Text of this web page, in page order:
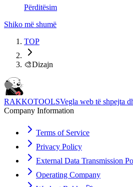
Përditësim
Shiko më shumë
TOP
🎨Dizajn
RAKKOTOOLSVegla web të shpejta
Company Information
Terms of Service
Privacy Policy
External Data Transmission
Operating Company